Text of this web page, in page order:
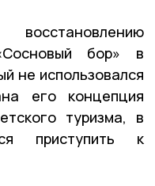
бор» в
не использовался
его концепция
туризма, в
приступить к